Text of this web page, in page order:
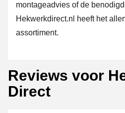
montageadvies of de
Hekwerkdirect.nl heeft het
assortiment.
Reviews voor
Direct